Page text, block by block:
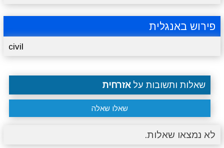
פירוש באנגלית
civil
שאלות ותשובות עלאזרחית
שאלו שאלה
לא נמצאו שאלות.